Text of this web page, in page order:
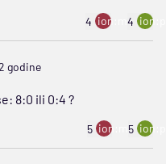
4 ion:minus
4
godine
8:0 ili 0:4 ?
5 ion:minus
5